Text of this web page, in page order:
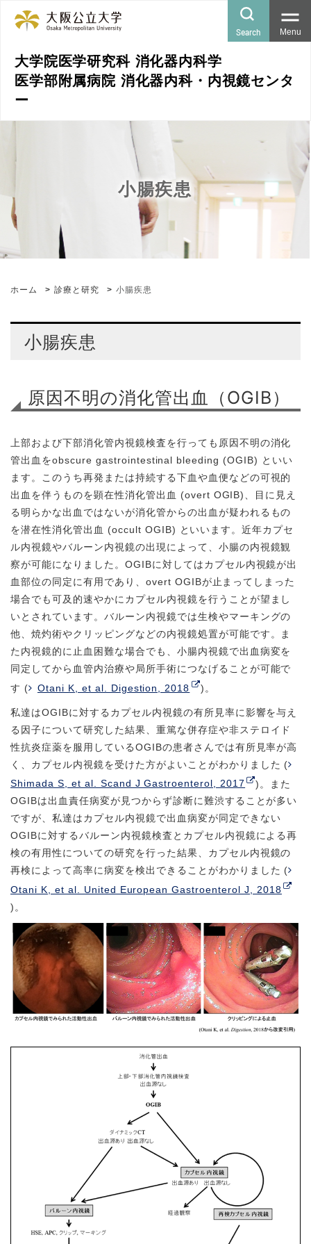
大学院医学研究科 消化器内科学
医学部附属病院 消化器内科・内視鏡センタ
ー
Search Menu
小腸疾患
ホーム 診療と研究 小腸疾患
小腸疾患
原因不明の消化管出血（OGIB）
上部および下部消化管内視鏡検査を行っても原因不明の消化
管出血をobscure gastrointestinal bleeding (OGIB) といい
ます。このうち再発または持続する下血や血便などの可視的
出血を伴うものを顕在性消化管出血 (overt OGIB)、目に見え
る明らかな出血ではないが消化管からの出血が疑われるもの
を潜在性消化管出血 (occult OGIB) といいます。近年カプセ
ル内視鏡やバルーン内視鏡の出現によって、小腸の内視鏡観
察が可能になりました。OGIBに対してはカプセル内視鏡が出
血部位の同定に有用であり、overt OGIBが止まってしまった
場合でも可及的速やかにカプセル内視鏡を行うことが望まし
いとされています。バルーン内視鏡では生検やマーキングの
他、焼灼術やクリッピングなどの内視鏡処置が可能です。ま
た内視鏡的に止血困難な場合でも、小腸内視鏡で出血病変を
同定してから血管内治療や局所手術につなげることが可能で
す (
Otani K, et al. Digestion, 2018 )。
私達はOGIBに対するカプセル内視鏡の有所見率に影響を与え
る因子について研究した結果、重篤な併存症や非ステロイド
性抗炎症薬を服用しているOGIBの患者さんでは有所見率が高
く、カプセル内視鏡を受けた方がよいことがわかりました (
Shimada S, et al. Scand J Gastroenterol, 2017
)。また
OGIBは出血責任病変が見つからず診断に難渋することが多い
ですが、私達はカプセル内視鏡で出血病変が同定できない
OGIBに対するバルーン内視鏡検査とカプセル内視鏡による再
検の有用性についての研究を行った結果、カプセル内視鏡の
再検によって高率に病変を検出できることがわかりました (
Otani K, et al. United European Gastroenterol J, 2018
)。